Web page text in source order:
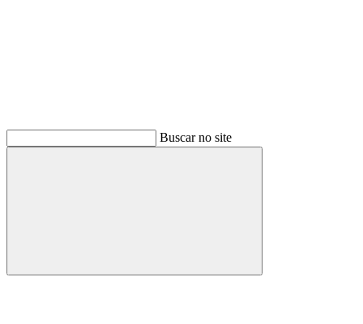
Buscar no site
Buscar